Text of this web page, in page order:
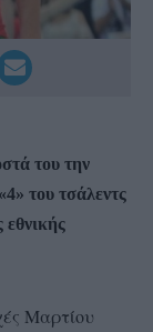
του την
του τσάλεντς
Μαρτίου